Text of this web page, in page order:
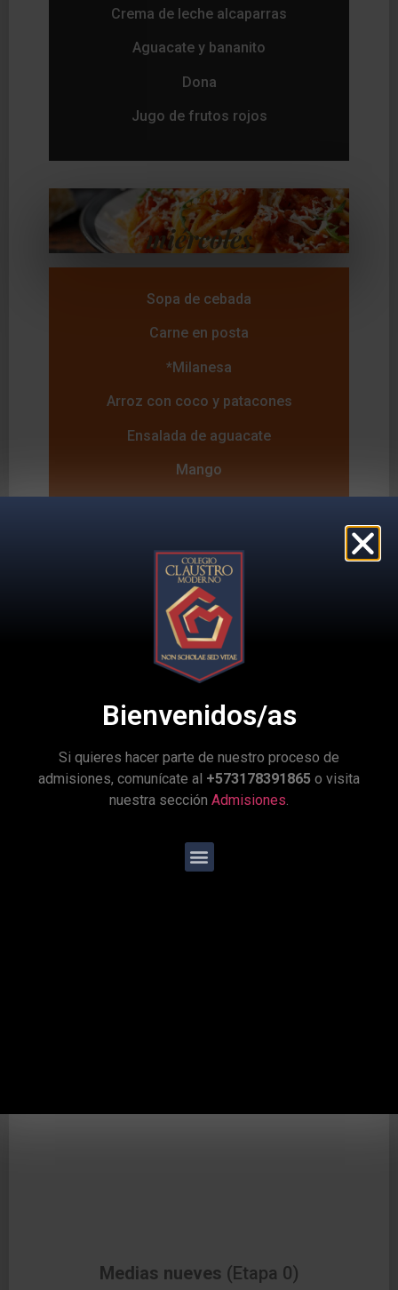
Crema de leche alcaparras
Aguacate y bananito
Dona
Jugo de frutos rojos
miércoles
Sopa de cebada
Carne en posta
*Milanesa
Arroz con coco y patacones
Ensalada de aguacate
Mango
jueves
Crema de ahuyama
Deditos de pescado o pollo a la plancha
Arroz tricolor
Esquites, mix de lechugas y crocantes de
cebolla
Mandarina
Galleta con chip de chocolate
Medias nueves (Etapa 0)
Bienvenidos/as
Si quieres hacer parte de nuestro proceso de
admisiones, comunícate al +573178391865 o visita
nuestra sección Admisiones.